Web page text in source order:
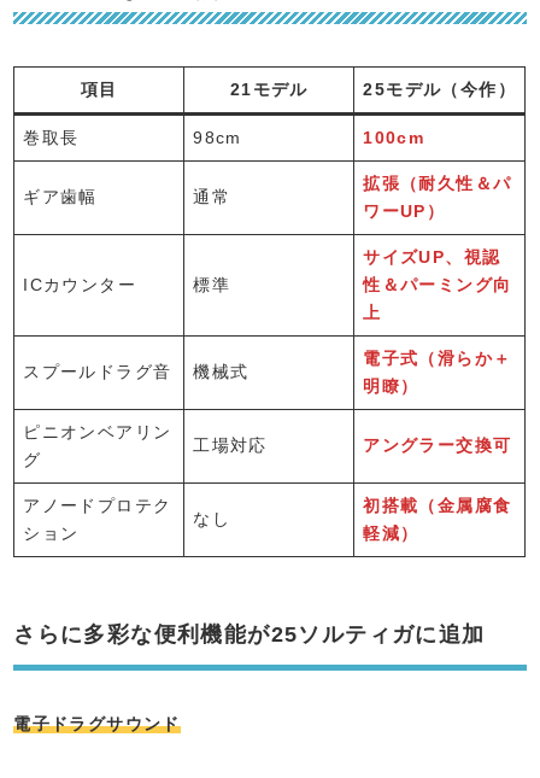
項目 21モデル 25モデル（今作）
巻取長 98cm 100cm
ギア歯幅 通常
拡張（耐久性＆パ
ワーUP）
ICカウンター 標準
サイズUP、視認
性＆パーミング向
上
スプールドラグ音 機械式
電子式（滑らか＋
明瞭）
ピニオンベアリン
グ
工場対応 アングラー交換可
アノードプロテク
ション
なし
初搭載（金属腐食
軽減）
さらに多彩な便利機能が25ソルティガに追加
電子ドラグサウンド